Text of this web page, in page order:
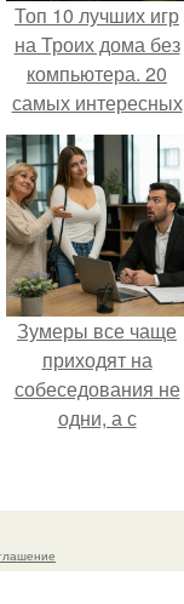
Топ 10 лучших игр
на Троих дома без
компьютера. 20
самых интересных
игр для компании
Зумеры все чаще
приходят на
собеседования не
одни, а с